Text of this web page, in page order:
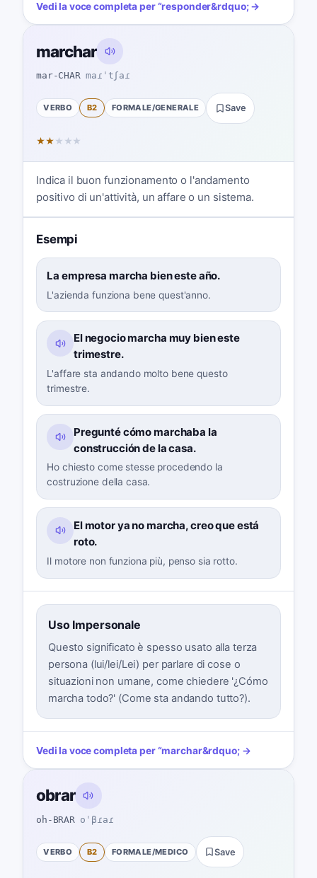
Vedi la voce completa per“responder&rdquo; →
marchar
mar-CHAR maɾˈtʃaɾ
VERBO B2 FORMALE/GENERALE Save
★★ ★ ★ ★
Indica il buon funzionamento o l'andamento
positivo di un'attività, un affare o un sistema.
Esempi
La empresa marcha bien este año.
L'azienda funziona bene quest'anno.
El negocio marcha muy bien este
trimestre.
L'affare sta andando molto bene questo
trimestre.
Pregunté cómo marchaba la
construcción de la casa.
Ho chiesto come stesse procedendo la
costruzione della casa.
El motor ya no marcha, creo que está
roto.
Il motore non funziona più, penso sia rotto.
Uso Impersonale
Questo significato è spesso usato alla terza
persona (lui/lei/Lei) per parlare di cose o
situazioni non umane, come chiedere '¿Cómo
marcha todo?' (Come sta andando tutto?).
Vedi la voce completa per“marchar&rdquo; →
obrar
oh-BRAR oˈβɾaɾ
VERBO B2 FORMALE/MEDICO Save